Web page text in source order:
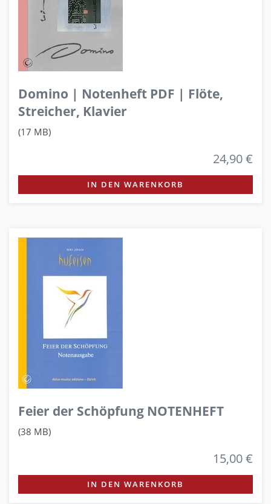
Domino | Notenheft PDF | Flöte,
Streicher, Klavier
(17 MB)
24,90 €
IN DEN WARENKORB
Feier der Schöpfung NOTENHEFT
(38 MB)
15,00 €
IN DEN WARENKORB